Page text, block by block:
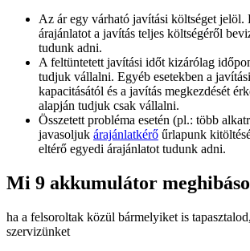
Az ár egy várható javítási költséget jelöl.
árajánlatot a javítás teljes költségéről
tudunk adni.
A feltüntetett javítási időt kizárólag
tudjuk vállalni. Egyéb esetekben a
kapacitásától és a javítás megkezdését
alapján tudjuk csak vállalni.
Összetett probléma esetén (pl.: több
javasoljuk árajánlatkérő űrlapunk
eltérő egyedi árajánlatot tudunk adni.
Mi 9 akkumulátor
ha a felsoroltak közül bármelyiket is
szervizünket